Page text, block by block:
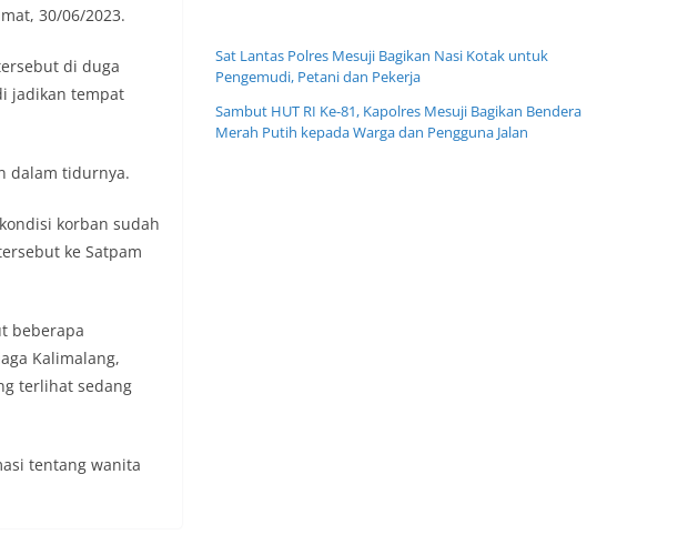
30/06/2023.
di duga
jadikan tempat
dalam tidurnya.
korban sudah
ke Satpam
beberapa
Kalimalang,
terlihat sedang
tentang wanita
Sat Lantas Polres Mesuji Bagikan Nasi Kotak untuk
Pengemudi, Petani dan Pekerja
Sambut HUT RI Ke-81, Kapolres Mesuji Bagikan Bendera
Merah Putih kepada Warga dan Pengguna Jalan